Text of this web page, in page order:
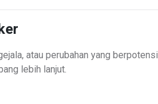
atau perubahan yang berpotensi
lebih lanjut.